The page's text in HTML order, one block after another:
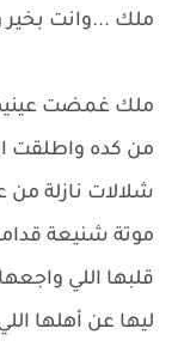
ملك ...وانت بخير
ملك غمضت
من كده واطلقت
شلالات نازلة من
موتة شنيعة
قلبها اللي
ليها عن أهلها